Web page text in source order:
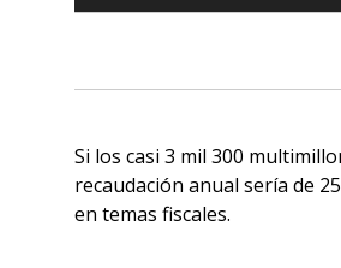
de
Si los casi 3 mil 300
recaudación anual sería de
en temas fiscales.